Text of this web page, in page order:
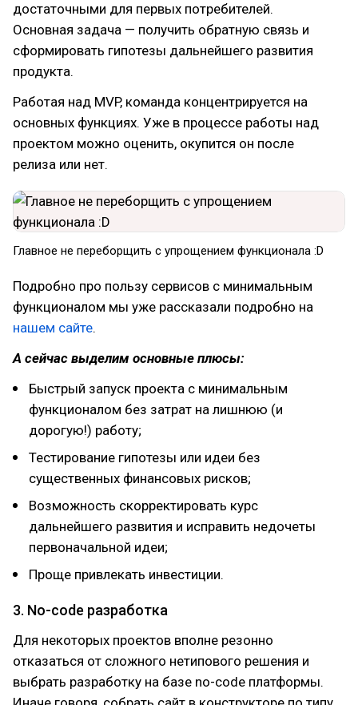
достаточными для первых потребителей.
Основная задача — получить обратную связь и
сформировать гипотезы дальнейшего развития
продукта.
Работая над MVP, команда концентрируется на
основных функциях. Уже в процессе работы над
проектом можно оценить, окупится он после
релиза или нет.
Главное не переборщить с упрощением функционала :D
Подробно про пользу сервисов с минимальным
функционалом мы уже рассказали подробно на
нашем сайте.
А сейчас выделим основные плюсы:
Быстрый запуск проекта с минимальным
функционалом без затрат на лишнюю (и
дорогую!) работу;
Тестирование гипотезы или идеи без
существенных финансовых рисков;
Возможность скорректировать курс
дальнейшего развития и исправить недочеты
первоначальной идеи;
Проще привлекать инвестиции.
3. No-code разработка
Для некоторых проектов вполне резонно
отказаться от сложного нетипового решения и
выбрать разработку на базе no-code платформы.